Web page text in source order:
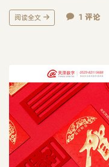
阅读全文 1 评论